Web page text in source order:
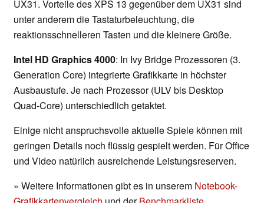
UX31. Vorteile des XPS 13 gegenüber dem UX31 sind
unter anderem die Tastaturbeleuchtung, die
reaktionsschnelleren Tasten und die kleinere Größe.
Intel HD Graphics 4000: In Ivy Bridge Prozessoren (3.
Generation Core) integrierte Grafikkarte in höchster
Ausbaustufe. Je nach Prozessor (ULV bis Desktop
Quad-Core) unterschiedlich getaktet.
Einige nicht anspruchsvolle aktuelle Spiele können mit
geringen Details noch flüssig gespielt werden. Für Office
und Video natürlich ausreichende Leistungsreserven.
» Weitere Informationen gibt es in unserem Notebook-